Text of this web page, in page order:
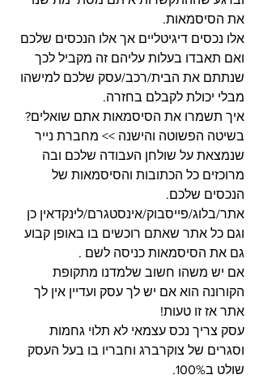
את הסיסמאות.
אלו נכסים דיגיטליים אך אלו הנכסים שלכם
ואם תאבדו בעלות עליהם זה מקביל לכך
שנתתם את הבית/רכב/עסק שלכם למישהו
מבלי יכולת לקבלם בחזרה.
איך תשמרו את הסיסמאות אתם שואלים?
בשיטה הפשוטה והישנה >> מחברת נייר
שנמצאת על שולחן העבודה שלכם ובה
מרוכזים כל הכתובות והסיסמאות של
הנכסים שלכם.
אתר/בלוג/פייסבוק/אינסטגרם/לינקדאין כן
וגם כל אתר שאתם רוכשים בו באופן קבוע
גם את הסיסמאות כניסה לשם .
אם יש משהו חשוב שלמדנו מתקופת
הקורונה הוא אם יש לך עסק ועדיין אין לך
אתר אז זו טעות!
עסק צריך נכס עצמאי לא תלוי גחמות
וסגרים של צוקרברג וחבריו בו בעל העסק
שולט ב100%.